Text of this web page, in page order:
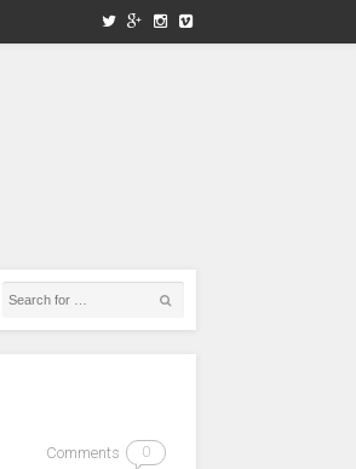
Comments 0